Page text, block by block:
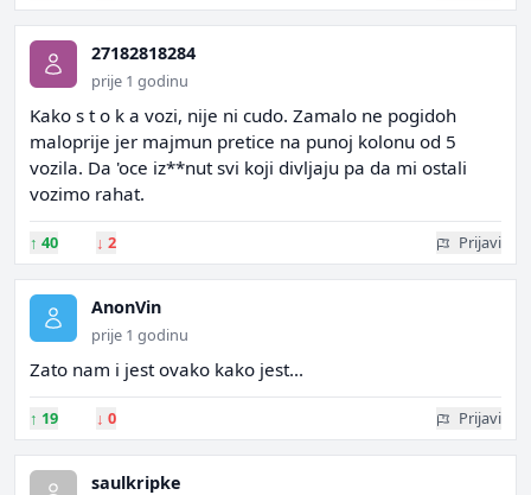
27182818284
prije 1 godinu
Kako s t o k a vozi, nije ni cudo. Zamalo ne pogidoh
maloprije jer majmun pretice na punoj kolonu od 5
vozila. Da 'oce iz**nut svi koji divljaju pa da mi ostali
vozimo rahat.
↑ 40 ↓ 2 Prijavi
AnonVin
prije 1 godinu
Zato nam i jest ovako kako jest...
↑ 19 ↓ 0 Prijavi
saulkripke